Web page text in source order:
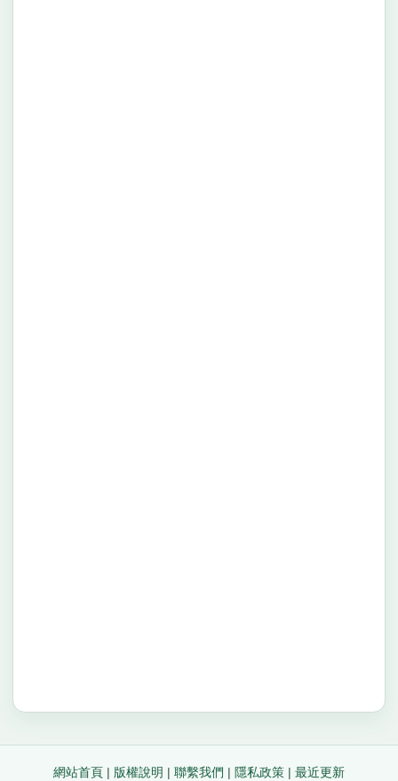
網站首頁 | 版權說明 | 聯繫我們 | 隱私政策 | 最近更新